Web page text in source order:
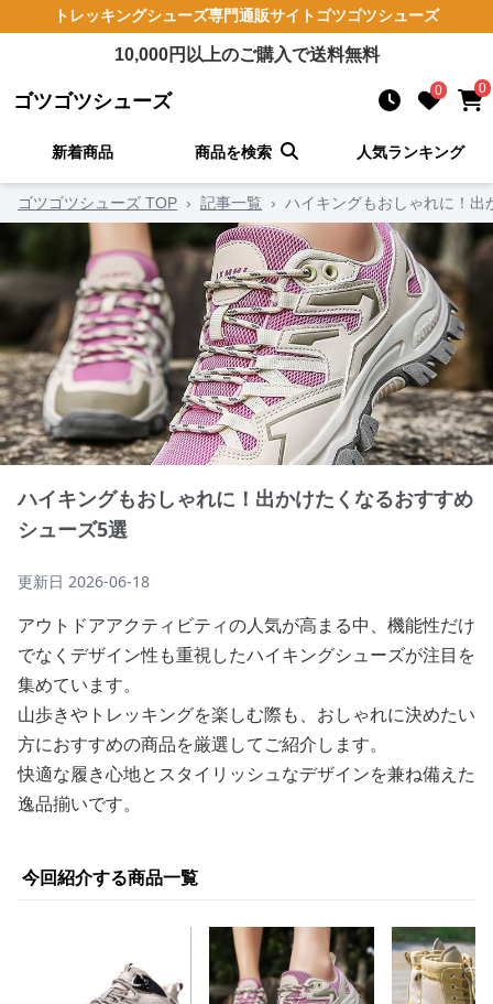
トレッキングシューズ専門通販サイト ゴツゴツシューズ
10,000円以上のご購入で送料無料
ゴツゴツシューズ 0 0
新着商品 商品を検索 人気ランキング
ゴツゴツシューズ TOP › 記事一覧 › ハイキングもおしゃれに！出
ハイキングもおしゃれに！出かけたくなるおすすめ
シューズ5選
更新日 2026-06-18
アウトドアアクティビティの人気が高まる中、機能性だけ
でなくデザイン性も重視したハイキングシューズが注目を
集めています。
山歩きやトレッキングを楽しむ際も、おしゃれに決めたい
方におすすめの商品を厳選してご紹介します。
快適な履き心地とスタイリッシュなデザインを兼ね備えた
逸品揃いです。
今回紹介する商品一覧